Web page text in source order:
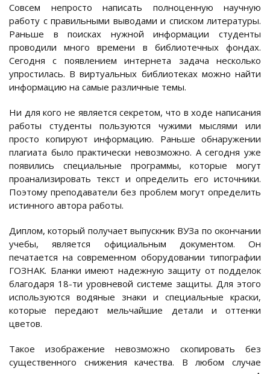
Совсем непросто написать полноценную научную
работу с правильными выводами и списком литературы.
Раньше в поисках нужной информации студенты
проводили много времени в библиотечных фондах.
Сегодня с появлением интернета задача несколько
упростилась. В виртуальных библиотеках можно найти
информацию на самые различные темы.
Ни для кого не является секретом, что в ходе написания
работы студенты пользуются чужими мыслями или
просто копируют информацию. Раньше обнаружении
плагиата было практически невозможно. А сегодня уже
появились специальные программы, которые могут
проанализировать текст и определить его источники.
Поэтому преподаватели без проблем могут определить
истинного автора работы.
Диплом, который получает выпускник ВУЗа по окончании
учебы, является официальным документом. Он
печатается на современном оборудовании типографии
ГОЗНАК. Бланки имеют надежную защиту от подделок
благодаря 18-ти уровневой системе защиты. Для этого
используются водяные знаки и специальные краски,
которые передают мельчайшие детали и оттенки
цветов.
Такое изображение невозможно скопировать без
существенного снижения качества. В любом случае